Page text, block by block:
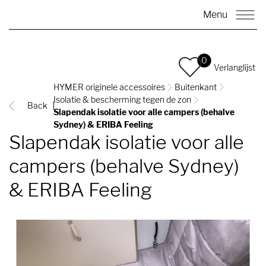
Menu
0
Verlanglijst
Back
HYMER originele accessoires
Buitenkant
Isolatie & bescherming tegen de zon
Slapendak isolatie voor alle campers (behalve
Sydney) & ERIBA Feeling
Slapendak isolatie voor alle
campers (behalve Sydney)
& ERIBA Feeling